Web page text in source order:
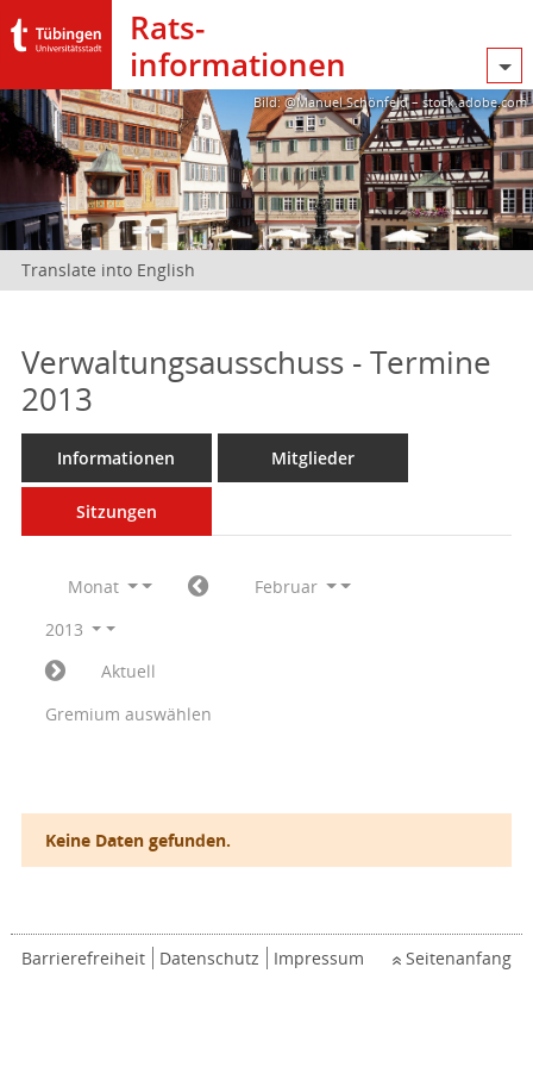
Rats­
informationen
Bild: @Manuel Schönfeld – stock.adobe.com
Translate into English
Verwaltungsausschuss - Termine
2013
Informationen Mitglieder
Sitzungen
Monat
Februar
2013
Aktuell
Gremium auswählen
Keine Daten gefunden.
Barrierefreiheit Datenschutz Impressum Seitenanfang